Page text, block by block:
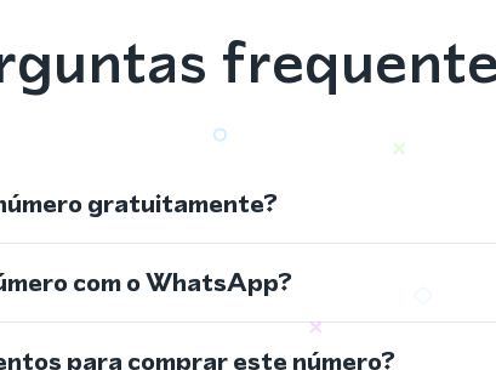
gratuitamente?
com o WhatsApp?
para comprar este número?